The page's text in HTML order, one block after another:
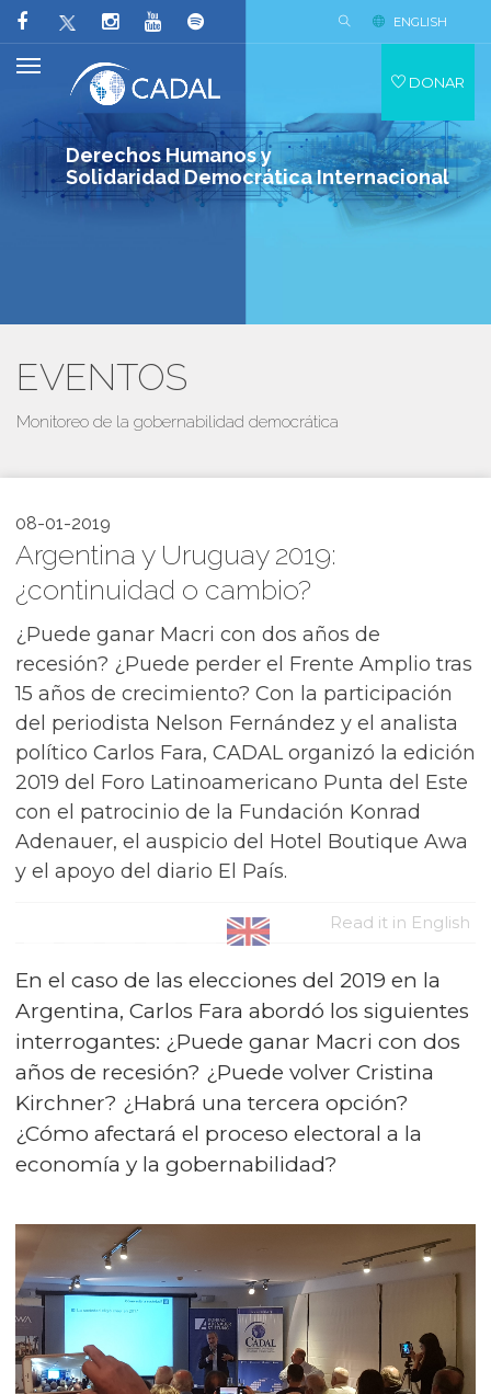
Derechos Humanos y
Solidaridad Democrática Internacional
ENGLISH
DONAR
EVENTOS
Monitoreo de la gobernabilidad democrática
08-01-2019
Argentina y Uruguay 2019:
¿continuidad o cambio?
¿Puede ganar Macri con dos años de
recesión? ¿Puede perder el Frente Amplio tras
15 años de crecimiento? Con la participación
del periodista Nelson Fernández y el analista
político Carlos Fara, CADAL organizó la edición
2019 del Foro Latinoamericano Punta del Este
con el patrocinio de la Fundación Konrad
Adenauer, el auspicio del Hotel Boutique Awa
y el apoyo del diario El País.
Read it in English
En el caso de las elecciones del 2019 en la
Argentina, Carlos Fara abordó los siguientes
interrogantes: ¿Puede ganar Macri con dos
años de recesión? ¿Puede volver Cristina
Kirchner? ¿Habrá una tercera opción?
¿Cómo afectará el proceso electoral a la
economía y la gobernabilidad?